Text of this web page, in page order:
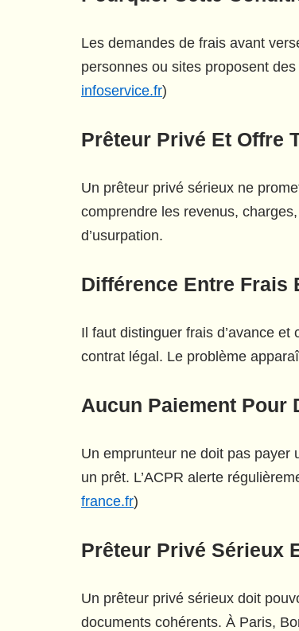
Les demandes de frais avant
personnes ou sites proposent
infoservice.fr)
Prêteur Privé Et Offre
Un prêteur privé sérieux ne
comprendre les revenus,
d’usurpation.
Différence Entre Frais
Il faut distinguer frais d’avance
contrat légal. Le problème
Aucun Paiement Pour
Un emprunteur ne doit pas payer
un prêt. L’ACPR alerte
france.fr)
Prêteur Privé Sérieux
Un prêteur privé sérieux doit
documents cohérents. À Paris,